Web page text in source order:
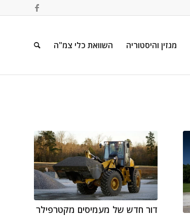
מגזין והיסטוריה השוואת כלי צמ"ה
דור חדש של מעמיסים מקטרפילר